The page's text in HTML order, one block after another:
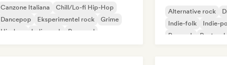
Canzone Italiana
Chill/Lo-fi Hip-Hop
Dancepop
Eksperimentel rock
Grime
Hip-hop
Indie-rock Pop-soul
Alternative rock
Indie-folk
Indie-
Poprock
Postrock